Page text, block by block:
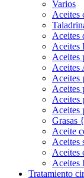
Varios
Aceites
Aceites
Aceites
Aceites
Aceites
Aceites
Aceites
Aceites
Aceites
Grasas
Aceite
Aceites
Aceites
Aceites
Tratamiento